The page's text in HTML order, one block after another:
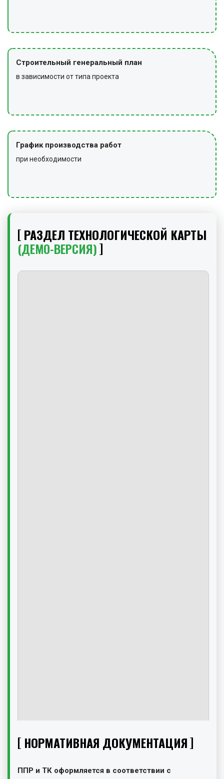
Строительный генеральный план
в зависимости от типа проекта
График производства работ
при необходимости
РАЗДЕЛ ТЕХНОЛОГИЧЕСКОЙ КАРТЫ
(ДЕМО-ВЕРСИЯ)
НОРМАТИВНАЯ ДОКУМЕНТАЦИЯ
ППР и ТК оформляется в соответствии с